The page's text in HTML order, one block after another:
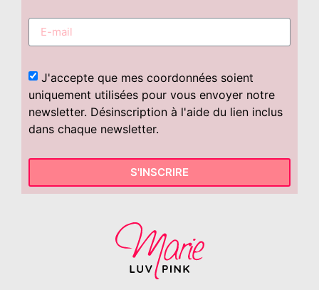
J'accepte que mes coordonnées soient
uniquement utilisées pour vous envoyer notre
newsletter. Désinscription à l'aide du lien inclus
dans chaque newsletter.
S'INSCRIRE